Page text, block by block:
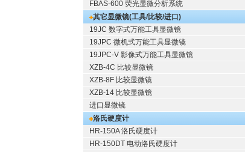
FBAS-600 荧光显微分析系统
其它显微镜(工具/比较/进口)
19JC 数字式万能工具显微镜
19JPC 微机式万能工具显微镜
19JPC-V 影像式万能工具显微镜
XZB-4C 比较显微镜
XZB-8F 比较显微镜
XZB-14 比较显微镜
进口显微镜
洛氏硬度计
HR-150A 洛氏硬度计
HR-150DT 电动洛氏硬度计